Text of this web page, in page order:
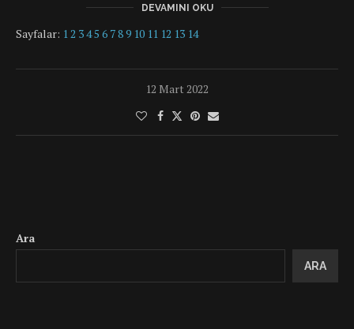
DEVAMINI OKU
Sayfalar: 1 2 345 6 789 10 11 12 13 14
12 Mart 2022
Ara
ARA